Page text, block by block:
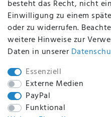
BEI UNS SIND SIE SICHER!
WIR VERSENDEN MIT
besteht das Recht, nicht
Einwilligung zu einem
oder zu widerrufen.
weitere Hinweise zur
Daten in unserer
Essenziell
Externe Medien
PayPal
Funktional